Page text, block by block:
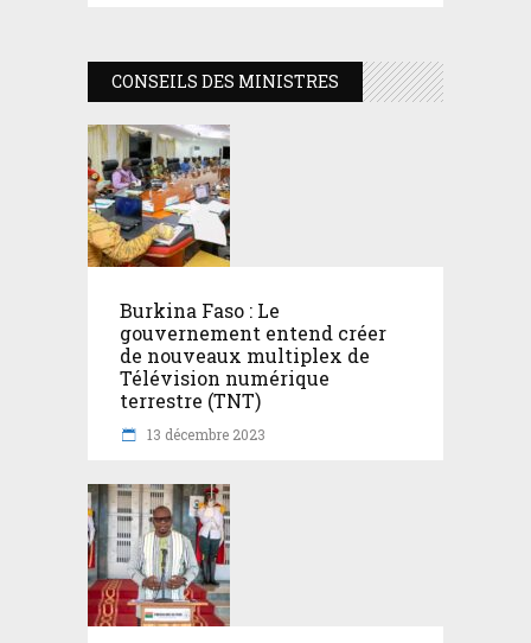
CONSEILS DES MINISTRES
Burkina Faso : Le
gouvernement entend créer
de nouveaux multiplex de
Télévision numérique
terrestre (TNT)
13 décembre 2023